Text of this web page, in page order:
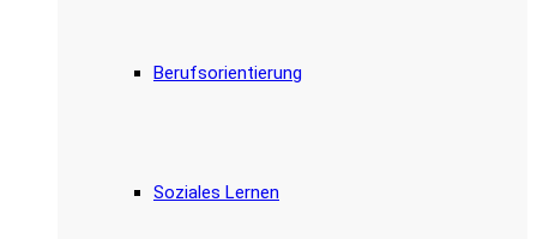
Berufsorientierung
Soziales Lernen